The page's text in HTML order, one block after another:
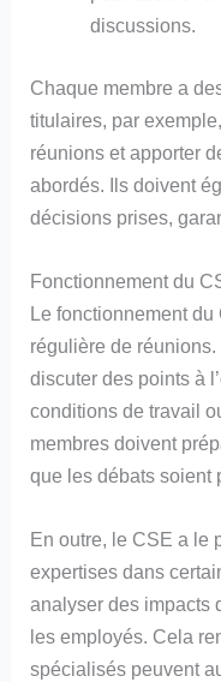
discussions.
Chaque membre a
titulaires, par
réunions et apporter
abordés. Ils doivent
décisions prises,
Fonctionnement du
Le fonctionnement
régulière de
discuter des points à
conditions de travail
membres doivent
que les débats soient
En outre, le CSE a le
expertises dans
analyser des impacts
les employés. Cela
spécialisés peuvent